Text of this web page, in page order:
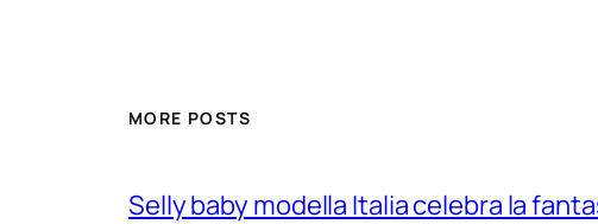
MORE POSTS
Selly baby modella Italia celebra la